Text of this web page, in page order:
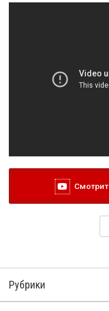
Рубрики